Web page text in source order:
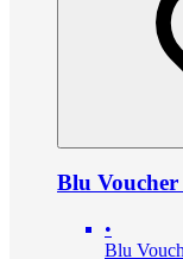
Blu
•
Blu